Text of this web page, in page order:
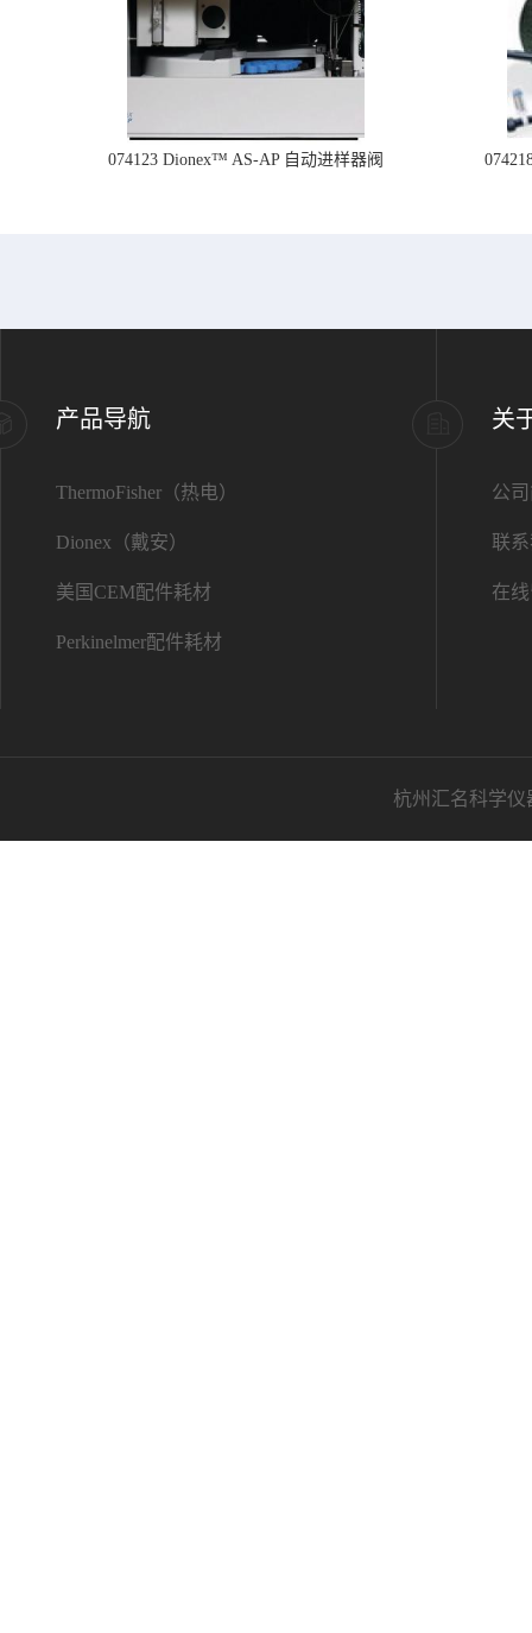
074123 Dionex™ AS-AP 自动进样器阀
产品导航
ThermoFisher（热电）
Dionex（戴安）
美国CEM配件耗材
Perkinelmer配件耗材
关
公
联
在
杭州汇名科学仪